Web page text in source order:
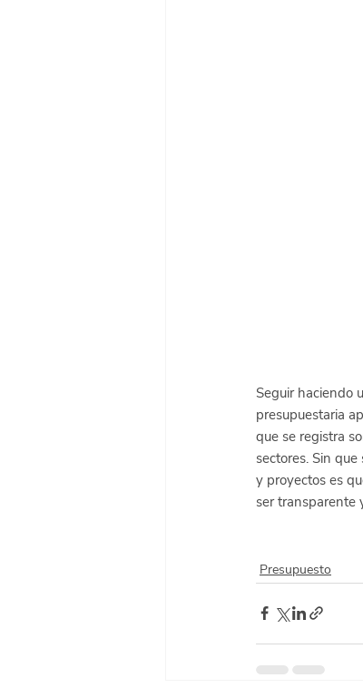
Seguir haciendo
presupuestaria
que se registra
sectores. Sin
y proyectos es
ser transparente
Presupuesto